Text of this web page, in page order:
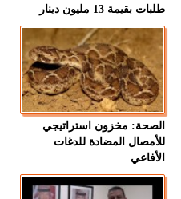
طلبات بقيمة 13 مليون دينار
الصحة: مخزون استراتيجي
للأمصال المضادة للدغات
الأفاعي